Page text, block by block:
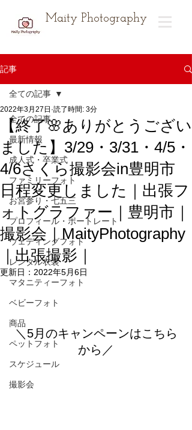
Maity Photography
記事
全ての記事
最新情報
成人式・卒業式
ファミリーフォト
お宮参り・七五三
プロフィール・ポートレート
ウェディングフォト
レンタル衣装
マタニティーフォト
ベビーフォト
商品
ペットフォト
スケジュール
撮影会
全ての記事
【終了🌸ありがとうござい
ました】3/29・3/31・4/5・
4/6さくら撮影会in豊明市
日程変更しました｜出張フ
ォトグラファー｜豊明市｜
撮影会｜MaityPhotography
｜出張撮影｜
2022年3月27日 読了時間: 3分
更新日： 2022年5月6日
＼5月のキャンペーンはこちら
から／